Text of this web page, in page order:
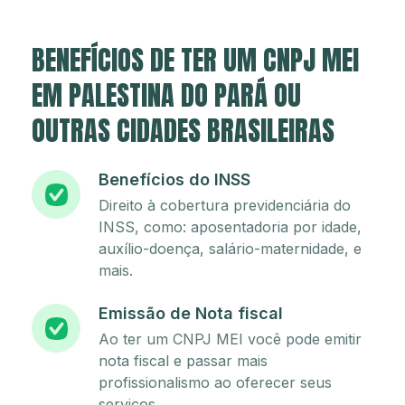
BENEFÍCIOS DE TER UM CNPJ MEI
EM PALESTINA DO PARÁ OU
OUTRAS CIDADES BRASILEIRAS
Benefícios do INSS
Direito à cobertura previdenciária do
INSS, como: aposentadoria por idade,
auxílio-doença, salário-maternidade, e
mais.
Emissão de Nota fiscal
Ao ter um CNPJ MEI você pode emitir
nota fiscal e passar mais
profissionalismo ao oferecer seus